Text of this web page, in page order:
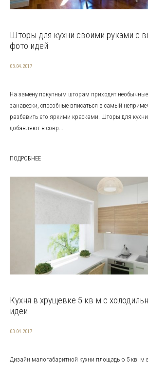
Шторы для кухни своими руками с
фото идей
03.04.2017
На замену покупным шторам приходят
занавески, способные вписаться в самый
разбавить его яркими красками. Шторы для
добавляют в совр...
ПОДРОБНЕЕ
Кухня в хрущевке 5 кв м с
идеи
03.04.2017
Дизайн малогабаритной кухни площадью 5 кв. м в